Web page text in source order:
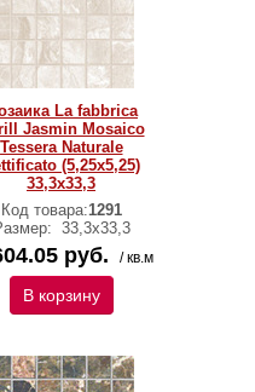
La fabbrica
Jasmin Mosaico
Tessera Naturale
(5,25x5,25)
33,3х33,3
Код товара:1291
33,3х33,3
руб. / кв.м
В корзину